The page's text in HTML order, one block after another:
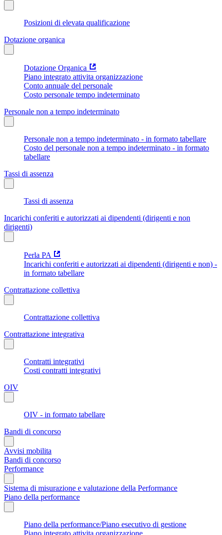
Posizioni di elevata qualificazione
Dotazione organica
Dotazione Organica
Piano integrato attivita organizzazione
Conto annuale del personale
Costo personale tempo indeterminato
Personale non a tempo indeterminato
Personale non a tempo indeterminato - in formato tabellare
Costo del personale non a tempo indeterminato - in formato
tabellare
Tassi di assenza
Tassi di assenza
Incarichi conferiti e autorizzati ai dipendenti (dirigenti e non
dirigenti)
Perla PA
Incarichi conferiti e autorizzati ai dipendenti (dirigenti e non) -
in formato tabellare
Contrattazione collettiva
Contrattazione collettiva
Contrattazione integrativa
Contratti integrativi
Costi contratti integrativi
OIV
OIV - in formato tabellare
Bandi di concorso
Avvisi mobilita
Bandi di concorso
Performance
Sistema di misurazione e valutazione della Performance
Piano della performance
Piano della performance/Piano esecutivo di gestione
Piano integrato attivita organizzazione